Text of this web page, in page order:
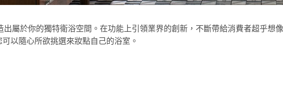
屬於你的獨特衛浴空間。在功能上引領業界的創新，不斷帶給消費者超乎想
以隨心所欲挑選來妝點自己的浴室。